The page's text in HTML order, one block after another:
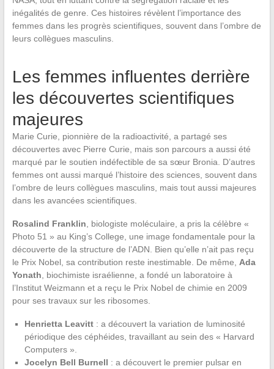
inégalités de genre. Ces histoires révèlent l’importance des
femmes dans les progrès scientifiques, souvent dans l’ombre de
leurs collègues masculins.
Les femmes influentes derrière
les découvertes scientifiques
majeures
Marie Curie, pionnière de la radioactivité, a partagé ses
découvertes avec Pierre Curie, mais son parcours a aussi été
marqué par le soutien indéfectible de sa sœur Bronia. D’autres
femmes ont aussi marqué l’histoire des sciences, souvent dans
l’ombre de leurs collègues masculins, mais tout aussi majeures
dans les avancées scientifiques.
Rosalind Franklin , biologiste moléculaire, a pris la célèbre «
Photo 51 » au King’s College, une image fondamentale pour la
découverte de la structure de l’ADN. Bien qu’elle n’ait pas reçu
le Prix Nobel, sa contribution reste inestimable. De même, Ada
Yonath , biochimiste israélienne, a fondé un laboratoire à
l’Institut Weizmann et a reçu le Prix Nobel de chimie en 2009
pour ses travaux sur les ribosomes.
Henrietta Leavitt: a découvert la variation de luminosité
périodique des céphéides, travaillant au sein des « Harvard
Computers ».
Jocelyn Bell Burnell : a découvert le premier pulsar en